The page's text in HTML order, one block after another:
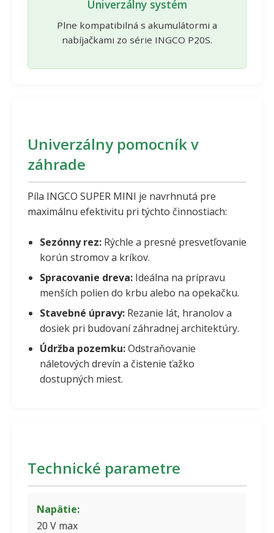
Univerzálny systém
Plne kompatibilná s akumulátormi a
nabíjačkami zo série INGCO P20S.
Univerzálny pomocník v
záhrade
Píla INGCO SUPER MINI je navrhnutá pre
maximálnu efektivitu pri týchto činnostiach:
Sezónny rez: Rýchle a presné presvetľovanie
korún stromov a kríkov.
Spracovanie dreva: Ideálna na prípravu
menších polien do krbu alebo na opekačku.
Stavebné úpravy: Rezanie lát, hranolov a
dosiek pri budovaní záhradnej architektúry.
Údržba pozemku:Odstraňovanie
náletových drevín a čistenie ťažko
dostupných miest.
Technické parametre
Napätie:
20 V max